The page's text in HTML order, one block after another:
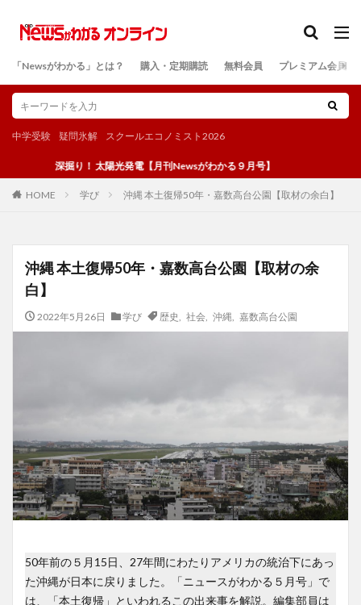
「Newsがわかる」とは？ 購入・定期購読 無料会員 プレミアム会員
中学受験 疑問氷解 スクールエコノミスト2026
深掘り！ 太陽光発電【月刊Newsがわかる９月号】
HOME 学び 沖縄 本土復帰50年・嘉数高台公園【取材の余白】
沖縄 本土復帰50年・嘉数高台公園【取材の余
白】
2022年5月26日 学び 歴史 社会, 沖縄 嘉数高台公園
50年前の５月15日、27年間にわたりアメリカの統治下にあっ
た沖縄が日本に戻りました。「ニュースがわかる５月号」で
は、「本土復帰」といわれるこの出来事を解説。編集部員は
検索